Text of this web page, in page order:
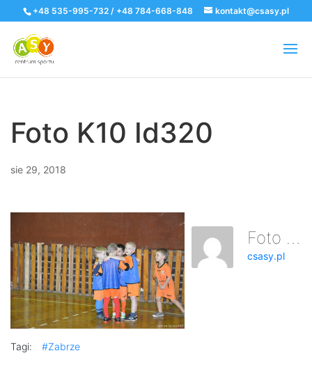
+48 535-995-732 / +48 784-668-848 kontakt@csasy.pl
Foto K10 Id320
sie 29, 2018
Foto K10 Id320
csasy.pl
Tagi: #Zabrze